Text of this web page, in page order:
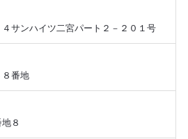
サンハイツ二宮パート２－２０１号
番地
８